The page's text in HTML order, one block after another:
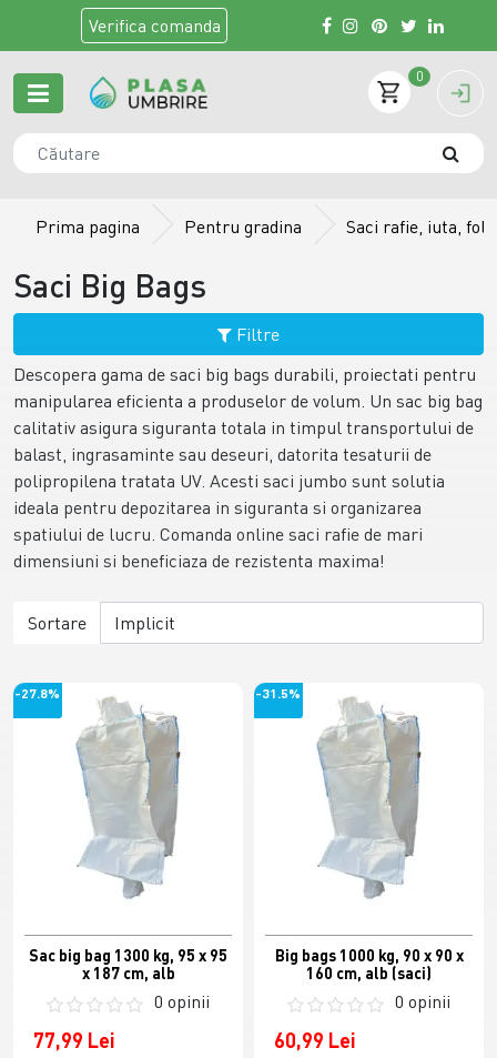
Verifica comanda
0
Prima pagina Pentru gradina Saci rafie, iuta,
Saci Big Bags
Filtre
Descopera gama de saci big bags durabili, proiectati pentru
manipularea eficienta a produselor de volum. Un sac big bag
calitativ asigura siguranta totala in timpul transportului de
balast, ingrasaminte sau deseuri, datorita tesaturii de
polipropilena tratata UV. Acesti saci jumbo sunt solutia
ideala pentru depozitarea in siguranta si organizarea
spatiului de lucru. Comanda online saci rafie de mari
dimensiuni si beneficiaza de rezistenta maxima!
Sortare
-27.8%
Sac big bag 1300 kg, 95 x 95
x 187 cm, alb
0 opinii
77,99 Lei
-31.5%
Big bags 1000 kg, 90 x 90 x
160 cm, alb (saci)
0 opinii
60,99 Lei